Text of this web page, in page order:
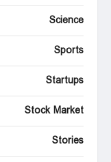
Science
Sports
Startups
Stock Market
Stories